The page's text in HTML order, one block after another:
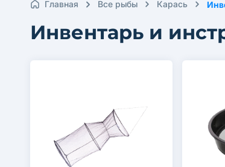
Главная Все рыбы Карась
Инвентарь и